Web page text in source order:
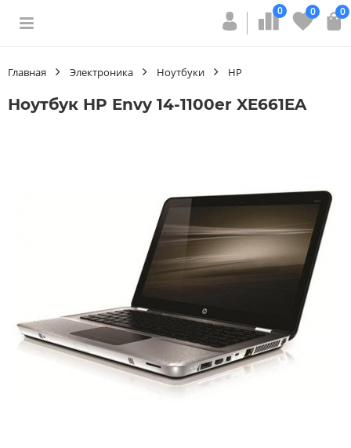
0 0 0
Главная Электроника Ноутбуки HP
Ноутбук HP Envy 14-1100er XE661EA